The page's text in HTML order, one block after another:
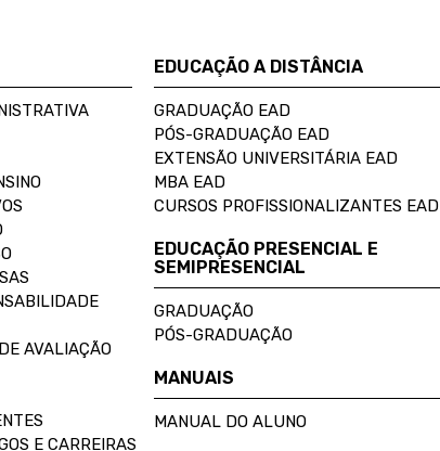
AVALIAÇÃO
E CARREIRAS
EDUCAÇÃO A DISTÂNCIA
GRADUAÇÃO EAD
PÓS-GRADUAÇÃO EAD
EXTENSÃO UNIVERSITÁRIA EAD
MBA EAD
CURSOS PROFISSIONALIZANTES EAD
EDUCAÇÃO PRESENCIAL E
SEMIPRESENCIAL
GRADUAÇÃO
PÓS-GRADUAÇÃO
MANUAIS
MANUAL DO ALUNO